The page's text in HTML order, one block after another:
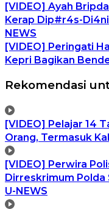
[VIDEO] Ayah
Kerap Dip#r4s-
NEWS
[VIDEO] Peringati
Kepri Bagikan
Rekomendasi
[VIDEO] Pelajar 14
Orang, Termasuk
[VIDEO] Perwira
Dirreskrimum Polda
U-NEWS